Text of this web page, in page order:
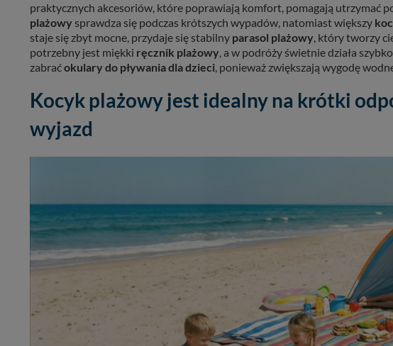
praktycznych akcesoriów, które poprawiają komfort, pomagają utrzymać
plażowy sprawdza się podczas krótszych wypadów, natomiast większy
staje się zbyt mocne, przydaje się stabilny parasol plażowy, który tworzy
potrzebny jest miękki ręcznik plażowy, a w podróży świetnie działa
zabraćokulary do pływania dla dzieci, ponieważ zwiększają wygodę
Kocyk plażowy jest idealny na krótki
wyjazd